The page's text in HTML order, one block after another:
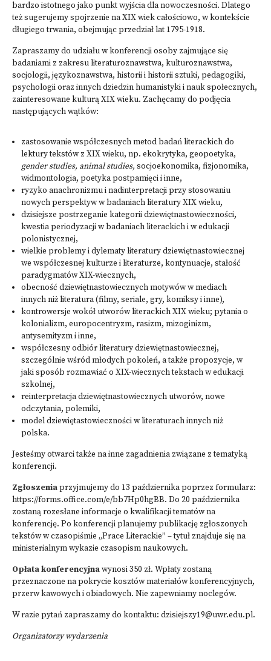
bardzo istotnego jako punkt wyjścia dla nowoczesności. Dlatego
też sugerujemy spojrzenie na XIX wiek całościowo, w kontekście
długiego trwania, obejmując przedział lat 1795-1918.
Zapraszamy do udziału w konferencji osoby zajmujące się
badaniami z zakresu literaturoznawstwa, kulturoznawstwa,
socjologii, językoznawstwa, historii i historii sztuki, pedagogiki,
psychologii oraz innych dziedzin humanistyki i nauk społecznych,
zainteresowane kulturą XIX wieku. Zachęcamy do podjęcia
następujących wątków:
zastosowanie współczesnych metod badań literackich do
lektury tekstów z XIX wieku, np. ekokrytyka, geopoetyka,
gender studies, animal studies, socjoekonomika, fizjonomika,
widmontologia, poetyka postpamięci i inne,
ryzyko anachronizmu i nadinterpretacji przy stosowaniu
nowych perspektyw w badaniach literatury XIX wieku,
dzisiejsze postrzeganie kategorii dziewiętnastowieczności,
kwestia periodyzacji w badaniach literackich i w edukacji
polonistycznej,
wielkie problemy i dylematy literatury dziewiętnastowiecznej
we współczesnej kulturze i literaturze, kontynuacje, stałość
paradygmatów XIX-wiecznych,
obecność dziewiętnastowiecznych motywów w mediach
innych niż literatura (filmy, seriale, gry, komiksy i inne),
kontrowersje wokół utworów literackich XIX wieku; pytania o
kolonializm, europocentryzm, rasizm, mizoginizm,
antysemityzm i inne,
współczesny odbiór literatury dziewiętnastowiecznej,
szczególnie wśród młodych pokoleń, a także propozycje, w
jaki sposób rozmawiać o XIX-wiecznych tekstach w edukacji
szkolnej,
reinterpretacja dziewiętnastowiecznych utworów, nowe
odczytania, polemiki,
model dziewiętastowieczności w literaturach innych niż
polska.
Jesteśmy otwarci także na inne zagadnienia związane z tematyką
konferencji.
Zgłoszeniaprzyjmujemy do 13 października poprzez formularz:
https://forms.office.com/e/bb7Hp0hgBB. Do 20 października
zostaną rozesłane informacje o kwalifikacji tematów na
konferencję. Po konferencji planujemy publikację zgłoszonych
tekstów w czasopiśmie „Prace Literackie” – tytuł znajduje się na
ministerialnym wykazie czasopism naukowych.
Opłata konferencyjnawynosi 350 zł. Wpłaty zostaną
przeznaczone na pokrycie kosztów materiałów konferencyjnych,
przerw kawowych i obiadowych. Nie zapewniamy noclegów.
W razie pytań zapraszamy do kontaktu: dzisiejszy19@uwr.edu.pl.
Organizatorzy wydarzenia